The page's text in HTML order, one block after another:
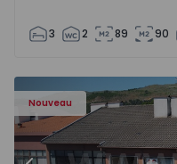
3 2 89 90
Nouveau
- 18
Appartement T2